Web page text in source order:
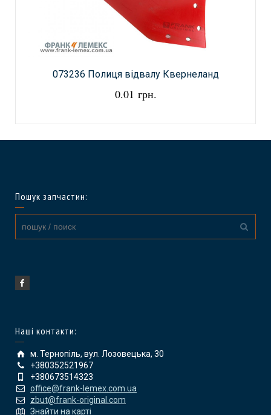
073236 Полиця відвалу Квернеланд
0.01 грн.
Пошук запчастин:
Наші контакти:
м. Тернопіль, вул. Лозовецька, 30
+380352521967
+380673514323
office@frank-lemex.com.ua
zbut@frank-original.com
Знайти на карті